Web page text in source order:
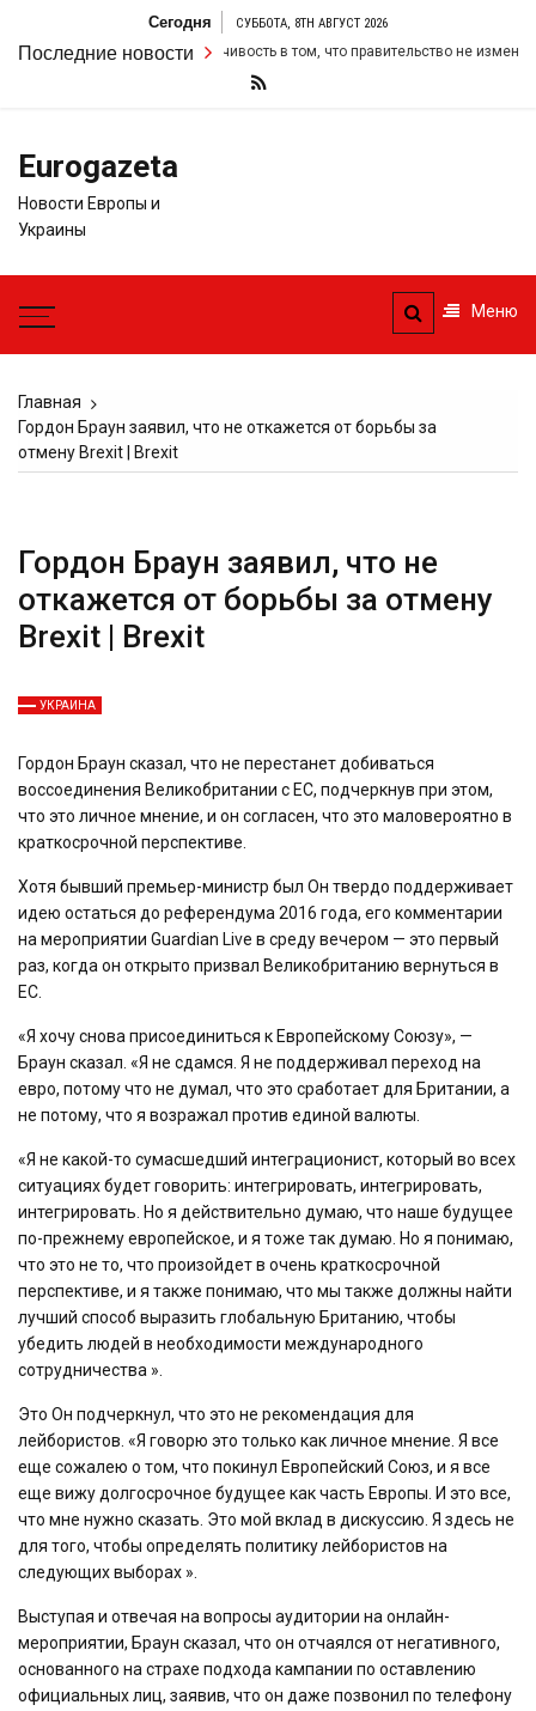
содержимому
Сегодня СУББОТА, 8TH АВГУСТ 2026
Последние новости
удвоил свою настойчивость в том, что правительство не изменит
Eurogazeta
Новости Европы и
Украины
Меню
Главная
Гордон Браун заявил, что не откажется от борьбы за
отмену Brexit | Brexit
Гордон Браун заявил, что не
откажется от борьбы за отмену
Brexit | Brexit
УКРАИНА
Гордон Браун сказал, что не перестанет добиваться
воссоединения Великобритании с ЕС, подчеркнув при этом,
что это личное мнение, и он согласен, что это маловероятно в
краткосрочной перспективе.
Хотя бывший премьер-министр был Он твердо поддерживает
идею остаться до референдума 2016 года, его комментарии
на мероприятии Guardian Live в среду вечером — это первый
раз, когда он открыто призвал Великобританию вернуться в
ЕС.
«Я хочу снова присоединиться к Европейскому Союзу», —
Браун сказал. «Я не сдамся. Я не поддерживал переход на
евро, потому что не думал, что это сработает для Британии, а
не потому, что я возражал против единой валюты.
«Я не какой-то сумасшедший интеграционист, который во всех
ситуациях будет говорить: интегрировать, интегрировать,
интегрировать. Но я действительно думаю, что наше будущее
по-прежнему европейское, и я тоже так думаю. Но я понимаю,
что это не то, что произойдет в очень краткосрочной
перспективе, и я также понимаю, что мы также должны найти
лучший способ выразить глобальную Британию, чтобы
убедить людей в необходимости международного
сотрудничества ».
Это Он подчеркнул, что это не рекомендация для
лейбористов. «Я говорю это только как личное мнение. Я все
еще сожалею о том, что покинул Европейский Союз, и я все
еще вижу долгосрочное будущее как часть Европы. И это все,
что мне нужно сказать. Это мой вклад в дискуссию. Я здесь не
для того, чтобы определять политику лейбористов на
следующих выборах ».
Выступая и отвечая на вопросы аудитории на онлайн-
мероприятии, Браун сказал, что он отчаялся от негативного,
основанного на страхе подхода кампании по оставлению
официальных лиц, заявив, что он даже позвонил по телефону